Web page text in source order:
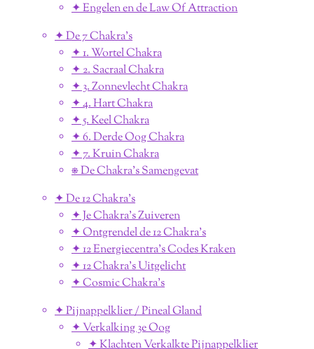
✦ Engelen en de Law Of Attraction
✦ De 7 Chakra's
✦ 1. Wortel Chakra
✦ 2. Sacraal Chakra
✦ 3. Zonnevlecht Chakra
✦ 4. Hart Chakra
✦ 5. Keel Chakra
✦ 6. Derde Oog Chakra
✦ 7. Kruin Chakra
⎈ De Chakra's Samengevat
✦ De 12 Chakra's
✦ Je Chakra's Zuiveren
✦ Ontgrendel de 12 Chakra's
✦ 12 Energiecentra's Codes Kraken
✦ 12 Chakra's Uitgelicht
✦ Cosmic Chakra's
✦ Pijnappelklier / Pineal Gland
✦ Verkalking 3e Oog
✦ Klachten Verkalkte Pijnappelklier